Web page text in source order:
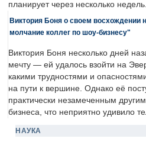
планирует через несколько недель.
Виктория Боня о своем восхождении
молчание коллег по шоу-бизнесу"
Виктория Боня несколько дней
мечту — ей удалось взойти на
какими трудностями и
на пути к вершине. Однако её
практически незамеченным
бизнеса, что неприятно удивило
НАУКА